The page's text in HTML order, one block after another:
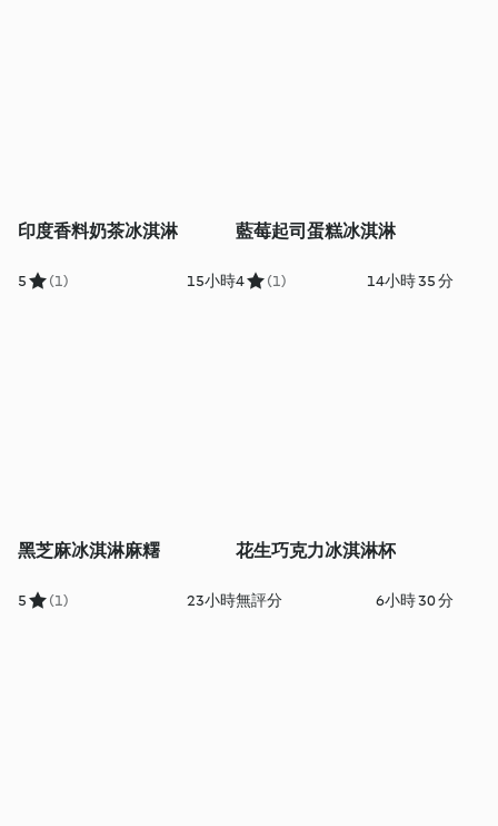
印度香料奶茶冰淇淋
5 (1) 15小時
藍莓起司蛋糕冰淇淋
4 (1) 14小時 35 分
黑芝麻冰淇淋麻糬
5 (1) 23小時
花生巧克力冰淇淋杯
無評分 6小時 30 分